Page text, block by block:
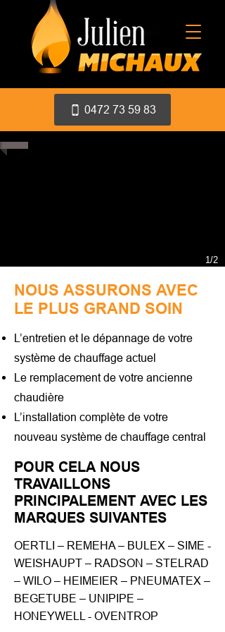
0472 73 59 83
1/2
NOUS ASSURONS AVEC
LE PLUS GRAND SOIN
L’entretien et le dépannage de votre
système de chauffage actuel
Le remplacement de votre ancienne
chaudière
L’installation complète de votre
nouveau système de chauffage central
POUR CELA NOUS
TRAVAILLONS
PRINCIPALEMENT AVEC LES
MARQUES SUIVANTES
OERTLI – REMEHA – BULEX – SIME -
WEISHAUPT – RADSON – STELRAD
– WILO – HEIMEIER – PNEUMATEX –
BEGETUBE – UNIPIPE –
HONEYWELL - OVENTROP